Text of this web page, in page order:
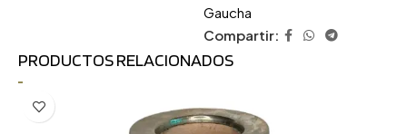
Gaucha
Compartir:
PRODUCTOS RELACIONADOS